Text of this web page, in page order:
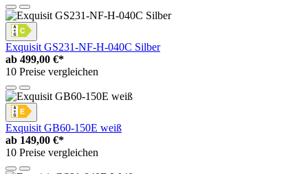
Exquisit GS231-NF-H-040C Silber
ab 499,00 €*
10 Preise vergleichen
Exquisit GB60-150E weiß
ab 149,00 €*
10 Preise vergleichen